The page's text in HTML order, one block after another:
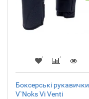
Боксерські рукавички
V`Noks Vi Venti